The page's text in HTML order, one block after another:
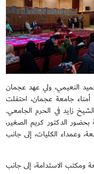
النعيمي، ولي عهد عجمان
جامعة عجمان، احتفلت
الاتحاد 54 في مركز الشيخ زايد في الحرم الجامعي.
الدكتور كريم الصغير،
وعمداء الكليات، إلى جانب
الاستدامة، إلى جانب